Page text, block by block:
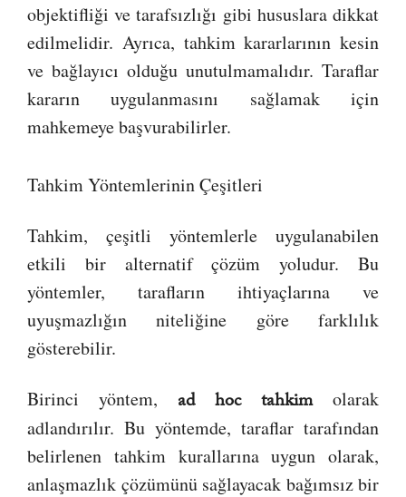
objektifliği ve tarafsızlığı gibi hususlara dikkat
edilmelidir. Ayrıca, tahkim kararlarının kesin
ve bağlayıcı olduğu unutulmamalıdır. Taraflar
kararın uygulanmasını sağlamak için
mahkemeye başvurabilirler.
Tahkim Yöntemlerinin Çeşitleri
Tahkim, çeşitli yöntemlerle uygulanabilen
etkili bir alternatif çözüm yoludur. Bu
yöntemler, tarafların ihtiyaçlarına ve
uyuşmazlığın niteliğine göre farklılık
gösterebilir.
Birinci yöntem, ad hoc tahkimolarak
adlandırılır. Bu yöntemde, taraflar tarafından
belirlenen tahkim kurallarına uygun olarak,
anlaşmazlık çözümünü sağlayacak bağımsız bir